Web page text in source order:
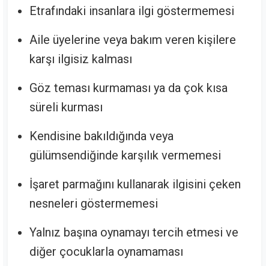
Etrafındaki insanlara ilgi göstermemesi
Aile üyelerine veya bakım veren kişilere
karşı ilgisiz kalması
Göz teması kurmaması ya da çok kısa
süreli kurması
Kendisine bakıldığında veya
gülümsendiğinde karşılık vermemesi
İşaret parmağını kullanarak ilgisini çeken
nesneleri göstermemesi
Yalnız başına oynamayı tercih etmesi ve
diğer çocuklarla oynamaması